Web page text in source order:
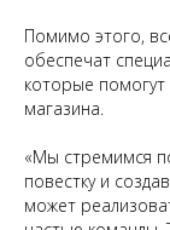
Помимо этого,
обеспечат
которые
магазина.
«Мы стремимся
повестку и
может